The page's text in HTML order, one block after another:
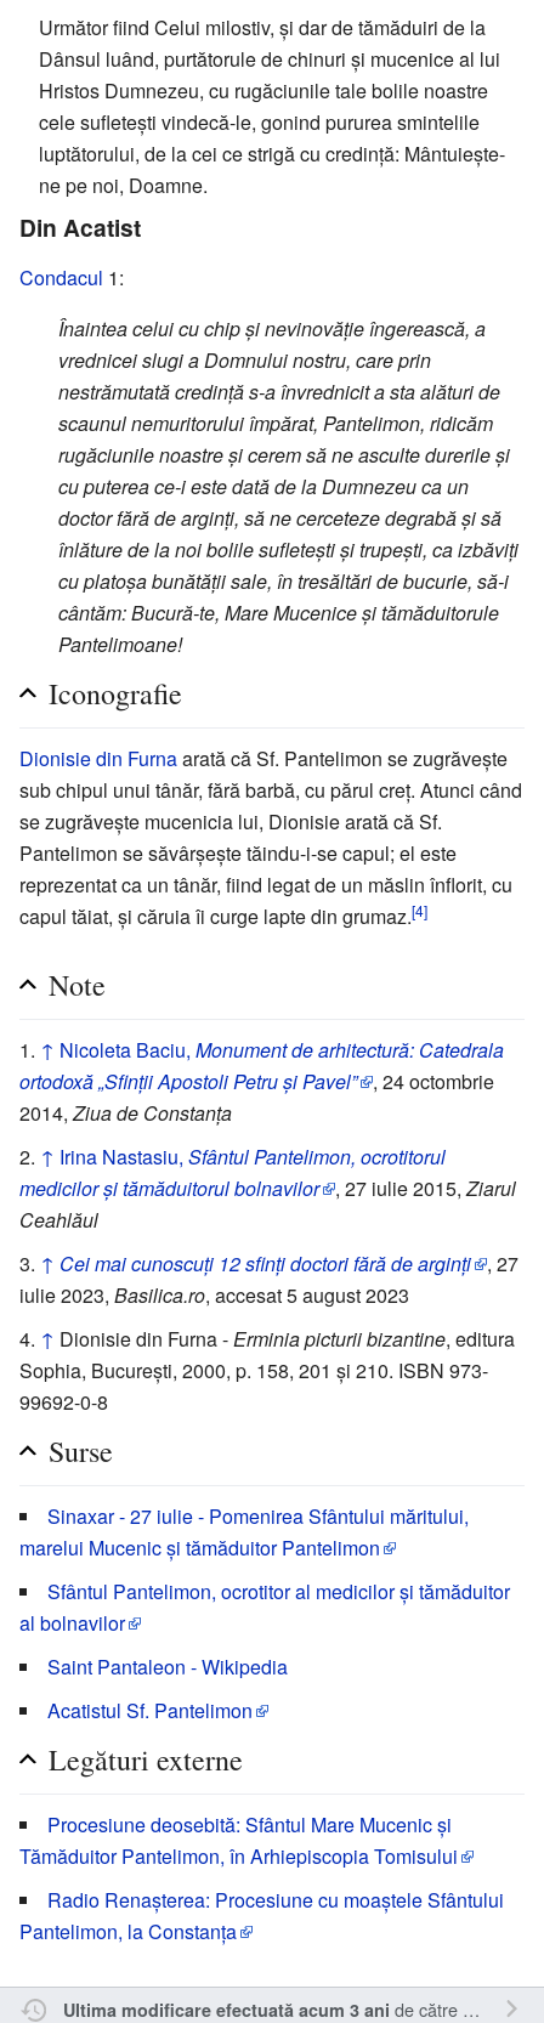
Următor fiind Celui milostiv, și dar de tămăduiri de la
Dânsul luând, purtătorule de chinuri și mucenice al lui
Hristos Dumnezeu, cu rugăciunile tale bolile noastre
cele sufletești vindecă-le, gonind pururea smintelile
luptătorului, de la cei ce strigă cu credință: Mântuiește-
ne pe noi, Doamne.
Din Acatist
Condacul 1:
Înaintea celui cu chip și nevinovăție îngerească, a
vrednicei slugi a Domnului nostru, care prin
nestrămutată credință s-a învrednicit a sta alături de
scaunul nemuritorului împărat, Pantelimon, ridicăm
rugăciunile noastre și cerem să ne asculte durerile și
cu puterea ce-i este dată de la Dumnezeu ca un
doctor fără de arginți, să ne cerceteze degrabă și să
înlăture de la noi bolile sufletești și trupești, ca izbăviți
cu platoșa bunătății sale, în tresăltări de bucurie, să-i
cântăm: Bucură-te, Mare Mucenice și tămăduitorule
Pantelimoane!
Iconografie
Dionisie din Furnaarată că Sf. Pantelimon se zugrăvește
sub chipul unui tânăr, fără barbă, cu părul creț. Atunci când
se zugrăvește mucenicia lui, Dionisie arată că Sf.
Pantelimon se săvârșește tăindu-i-se capul; el este
reprezentat ca un tânăr, fiind legat de un măslin înflorit, cu
capul tăiat, și căruia îi curge lapte din grumaz.[4]
Note
↑ Nicoleta Baciu, Monument de arhitectură: Catedrala
ortodoxă „Sfinții Apostoli Petru și Pavel”
, 24 octombrie
2014,Ziua de Constanța
↑ Irina Nastasiu, Sfântul Pantelimon, ocrotitorul
medicilor și tămăduitorul bolnavilor
, 27 iulie 2015,Ziarul
Ceahlăul
↑ Cei mai cunoscuți 12 sfinți doctori fără de arginți
, 27
iulie 2023, Basilica.ro, accesat 5 august 2023
↑ Dionisie din Furna -Erminia picturii bizantine, editura
Sophia, București, 2000, p. 158, 201 și 210. ISBN 973-
99692-0-8
Surse
Sinaxar - 27 iulie - Pomenirea Sfântului măritului,
marelui Mucenic și tămăduitor Pantelimon
Sfântul Pantelimon, ocrotitor al medicilor și tămăduitor
al bolnavilor
Saint Pantaleon - Wikipedia
Acatistul Sf. Pantelimon
Legături externe
Procesiune deosebită: Sfântul Mare Mucenic și
Tămăduitor Pantelimon, în Arhiepiscopia Tomisului
Radio Renașterea: Procesiune cu moaștele Sfântului
Pantelimon, la Constanța
Ultima modificare efectuată acum 3 ani de către Sîmbotin